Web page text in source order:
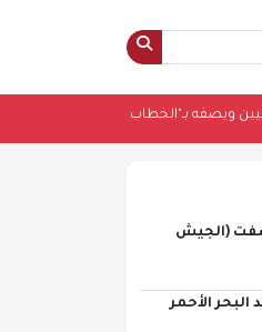
أوكرانيين ويصفه بـ"الخطاب
(الجيش
البحر الأحمر